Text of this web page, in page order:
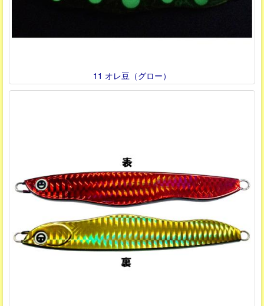
11 オレ豆（グロー）